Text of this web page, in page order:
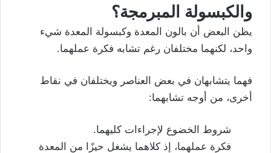
والكبسولة المبرمجة؟
يظن البعض أن بالون المعدة وكبسولة المعدة شيء
واحد، لكنهما مختلفان رغم تشابه فكرة عملهما.
فهما يتشابهان في بعض العناصر ويختلفان في نقاط
أخرى، من أوجه تشابهما:
شروط الخضوع لإجراءات كليهما.
فكرة عملهما، إذ كلاهما يشغل حيزًا من المعدة